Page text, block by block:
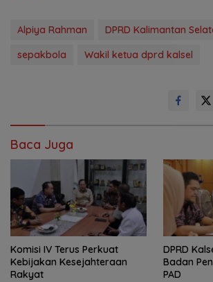
Alpiya Rahman DPRD Kalimantan
sepakbola
Wakil ketua dprd kalsel
Baca Juga
Komisi IV Terus Perkuat
Kebijakan Kesejahteraan
Rakyat
‎DPRD
Badan
PAD